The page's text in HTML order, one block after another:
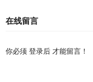
在线留言
你必须登录后 才能留言！